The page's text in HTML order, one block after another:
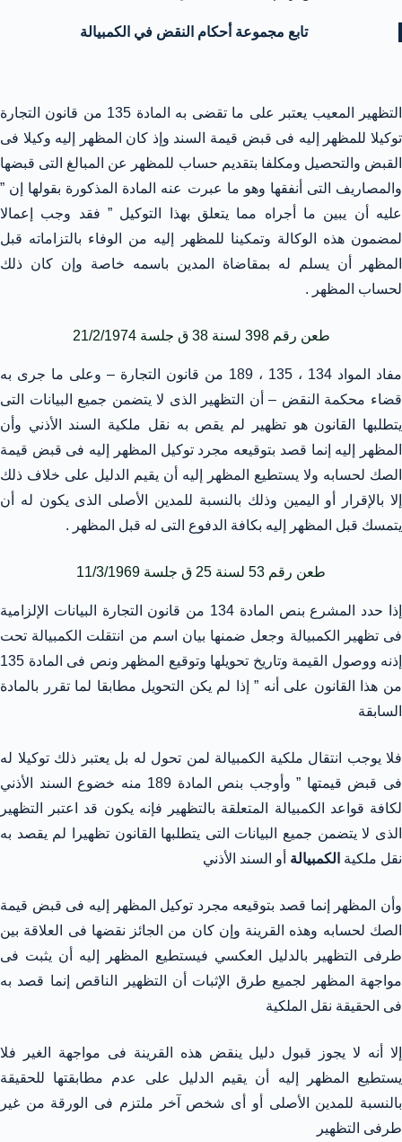
تابع مجموعة أحكام النقض في الكمبيالة
التظهير المعيب يعتبر على ما تقضى به المادة 135 من قانون التجارة
توكيلا للمظهر إليه فى قبض قيمة السند وإذ كان المظهر إليه وكيلا فى
القبض والتحصيل ومكلفا بتقديم حساب للمظهر عن المبالغ التى قبضها
والمصاريف التى أنفقها وهو ما عبرت عنه المادة المذكورة بقولها إن ”
عليه أن يبين ما أجراه مما يتعلق بهذا التوكيل ” فقد وجب إعمالا
لمضمون هذه الوكالة وتمكينا للمظهر إليه من الوفاء بالتزاماته قبل
المظهر أن يسلم له بمقاضاة المدين باسمه خاصة وإن كان ذلك
لحساب المظهر .
طعن رقم 398 لسنة 38 ق جلسة 21/2/1974
مفاد المواد 134 ، 135 ، 189 من قانون التجارة – وعلى ما جرى به
قضاء محكمة النقض – أن التظهير الذى لا يتضمن جميع البيانات التى
يتطلبها القانون هو تظهير لم يقص به نقل ملكية السند الأذني وأن
المظهر إليه إنما قصد بتوقيعه مجرد توكيل المظهر إليه فى قبض قيمة
الصك لحسابه ولا يستطيع المظهر إليه أن يقيم الدليل على خلاف ذلك
إلا بالإقرار أو اليمين وذلك بالنسبة للمدين الأصلى الذى يكون له أن
يتمسك قبل المظهر إليه بكافة الدفوع التى له قبل المظهر .
طعن رقم 53 لسنة 25 ق جلسة 11/3/1969
إذا حدد المشرع بنص المادة 134 من قانون التجارة البيانات الإلزامية
فى تظهير الكمبيالة وجعل ضمنها بيان اسم من انتقلت الكمبيالة تحت
إذنه ووصول القيمة وتاريخ تحويلها وتوقيع المظهر ونص فى المادة 135
من هذا القانون على أنه ” إذا لم يكن التحويل مطابقا لما تقرر بالمادة
السابقة
فلا يوجب انتقال ملكية الكمبيالة لمن تحول له بل يعتبر ذلك توكيلا له
فى قبض قيمتها ” وأوجب بنص المادة 189 منه خضوع السند الأذني
لكافة قواعد الكمبيالة المتعلقة بالتظهير فإنه يكون قد اعتبر التظهير
الذى لا يتضمن جميع البيانات التى يتطلبها القانون تظهيرا لم يقصد به
نقل ملكية الكمبيالة أو السند الأذني
وأن المظهر إنما قصد بتوقيعه مجرد توكيل المظهر إليه فى قبض قيمة
الصك لحسابه وهذه القرينة وإن كان من الجائز نقضها فى العلاقة بين
طرفى التظهير بالدليل العكسي فيستطيع المظهر إليه أن يثبت فى
مواجهة المظهر لجميع طرق الإثبات أن التظهير الناقص إنما قصد به
فى الحقيقة نقل الملكية
إلا أنه لا يجوز قبول دليل ينقض هذه القرينة فى مواجهة الغير فلا
يستطيع المظهر إليه أن يقيم الدليل على عدم مطابقتها للحقيقة
بالنسبة للمدين الأصلى أو أى شخص آخر ملتزم فى الورقة من غير
طرفى التظهير